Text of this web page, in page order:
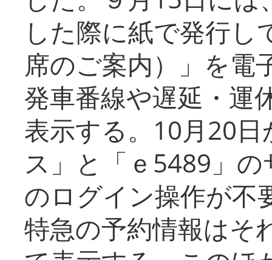
した際に紙で発行し
席のご案内）」を電
発車番線や遅延・運
表示する。10月20
ス」と「ｅ5489」
のログイン操作が不
特急の予約情報はそ